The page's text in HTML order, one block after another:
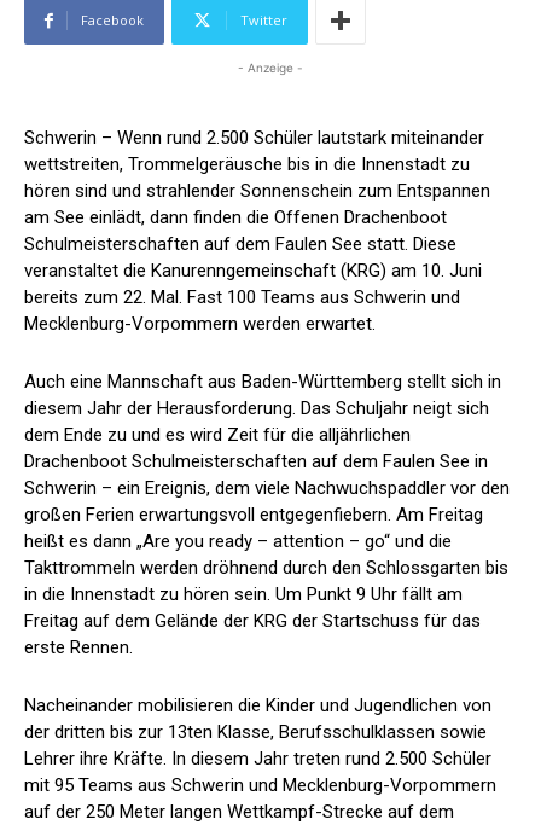
Facebook Twitter
- Anzeige -
Schwerin – Wenn rund 2.500 Schüler lautstark miteinander
wettstreiten, Trommelgeräusche bis in die Innenstadt zu
hören sind und strahlender Sonnenschein zum Entspannen
am See einlädt, dann finden die Offenen Drachenboot
Schulmeisterschaften auf dem Faulen See statt. Diese
veranstaltet die Kanurenngemeinschaft (KRG) am 10. Juni
bereits zum 22. Mal. Fast 100 Teams aus Schwerin und
Mecklenburg-Vorpommern werden erwartet.
Auch eine Mannschaft aus Baden-Württemberg stellt sich in
diesem Jahr der Herausforderung. Das Schuljahr neigt sich
dem Ende zu und es wird Zeit für die alljährlichen
Drachenboot Schulmeisterschaften auf dem Faulen See in
Schwerin – ein Ereignis, dem viele Nachwuchspaddler vor den
großen Ferien erwartungsvoll entgegenfiebern. Am Freitag
heißt es dann „Are you ready – attention – go“ und die
Takttrommeln werden dröhnend durch den Schlossgarten bis
in die Innenstadt zu hören sein. Um Punkt 9 Uhr fällt am
Freitag auf dem Gelände der KRG der Startschuss für das
erste Rennen.
Nacheinander mobilisieren die Kinder und Jugendlichen von
der dritten bis zur 13ten Klasse, Berufsschulklassen sowie
Lehrer ihre Kräfte. In diesem Jahr treten rund 2.500 Schüler
mit 95 Teams aus Schwerin und Mecklenburg-Vorpommern
auf der 250 Meter langen Wettkampf-Strecke auf dem